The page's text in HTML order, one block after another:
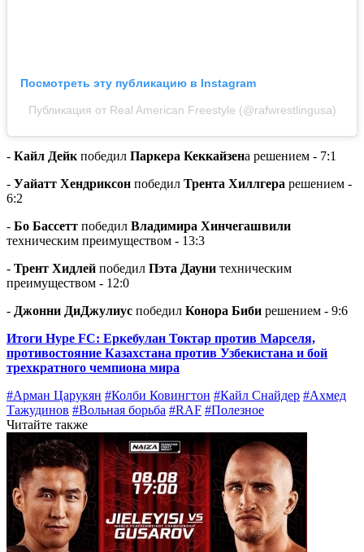
Посмотреть эту публикацию в Instagram
Публикация от Real American Freestyle (@rafwrestlingusa)
- Кайл Дейк победил Паркера Кеккайзена решением - 7:1
- Уайатт Хендриксон победил Трента Хиллгера решением -
6:2
- Бо Бассетт победил Владимира Хинчегашвили
техническим преимуществом - 13:3
- Трент Хидлей победил Пэта Дауни техническим
преимуществом - 12:0
- Джонни ДиДжулиус победил Конора Биби решением - 9:6
Итоги Hype FC: Еркебулан Токтар против Марселя,
противостояние Казахстана против Узбекистана и бой
трехкратного чемпиона мира
#Арман Царукян #Колби Ковингтон #Кайл Снайдер #Ахмед
Тажудинов #Вольная борьба #RAF #Полезное
Читайте также